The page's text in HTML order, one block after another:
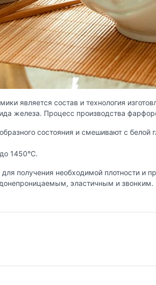
является состав и технология
железа. Процесс производства
состояния и смешивают с белой
1450°C.
получения необходимой плотности и
эластичным и звонким.